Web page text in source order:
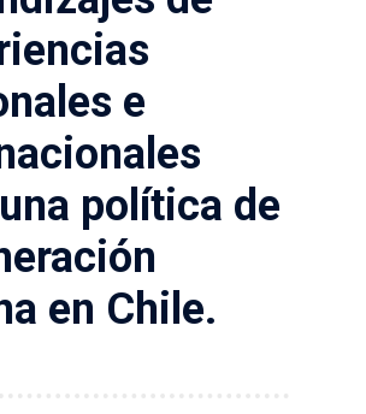
e
política de
en Chile.